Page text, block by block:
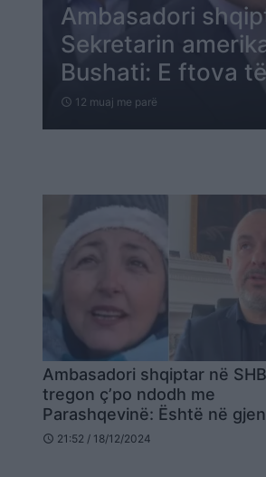
Ambasadori
Sekretarin
Bushati: E ftova
schedule 12 muaj me parë
Ambasadori shqiptar në
tregon ç’po ndodh me
Parashqevinë: Është në
rënduar!
schedule 21:52 / 18/12/2024